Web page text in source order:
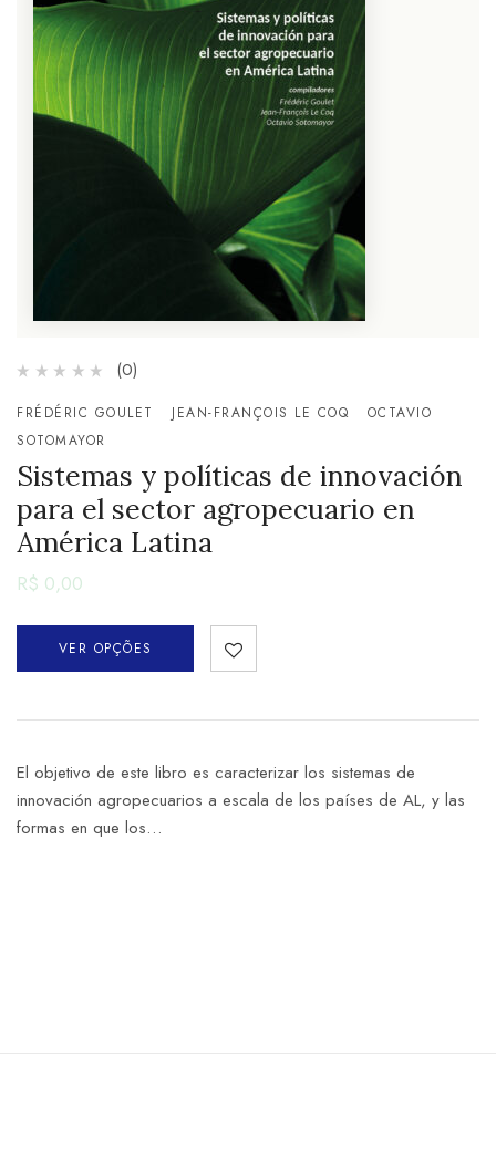
(0)
FRÉDÉRIC GOULET JEAN-FRANÇOIS LE COQ
OCTAVIO
SOTOMAYOR
Sistemas y políticas de innovación
para el sector agropecuario en
América Latina
R$ 0,00
VER OPÇÕES
El objetivo de este libro es caracterizar los sistemas de
innovación agropecuarios a escala de los países de AL, y las
formas en que los…